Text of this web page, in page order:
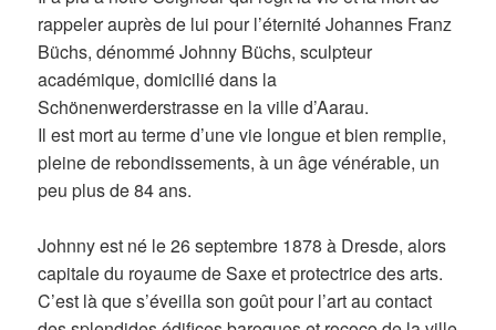
rappeler auprès de lui pour l’éternité Johannes Franz
Büchs, dénommé Johnny Büchs, sculpteur
académique, domicilié dans la
Schönenwerderstrasse en la ville d’Aarau.
Il est mort au terme d’une vie longue et bien remplie,
pleine de rebondissements, à un âge vénérable, un
peu plus de 84 ans.
Johnny est né le 26 septembre 1878 à Dresde, alors
capitale du royaume de Saxe et protectrice des arts.
C’est là que s’éveilla son goût pour l’art au contact